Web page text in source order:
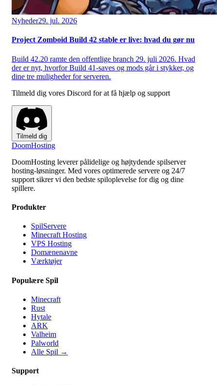
Nyheder29. jul. 2026
Project Zomboid Build 42 stable er live: hvad du gør nu
Build 42.20 ramte den offentlige branch 29. juli 2026. Hvad
der er nyt, hvorfor Build 41-saves og mods går i stykker, og
dine tre muligheder for serveren.
Tilmeld dig vores Discord for at få hjælp og support
Tilmeld dig
DoomHosting
DoomHosting leverer pålidelige og højtydende spilserver
hosting-løsninger. Med vores optimerede servere og 24/7
support sikrer vi den bedste spiloplevelse for dig og dine
spillere.
Produkter
SpilServere
Minecraft Hosting
VPS Hosting
Domænenavne
Værktøjer
Populære Spil
Minecraft
Rust
Hytale
ARK
Valheim
Palworld
Alle Spil →
Support